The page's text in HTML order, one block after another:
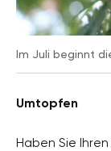
Im Juli beginnt
Umtopfen
Haben Sie